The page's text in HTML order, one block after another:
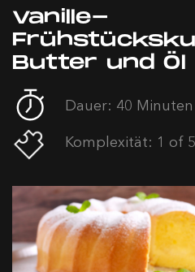
Vanille-
Butter und Öl
Dauer: 40 Minuten
Komplexität: 1 of 5